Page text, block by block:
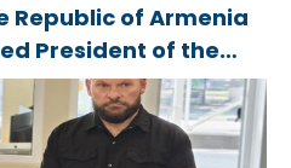
Republic of Armenia
President of the
Ilham Aliyev